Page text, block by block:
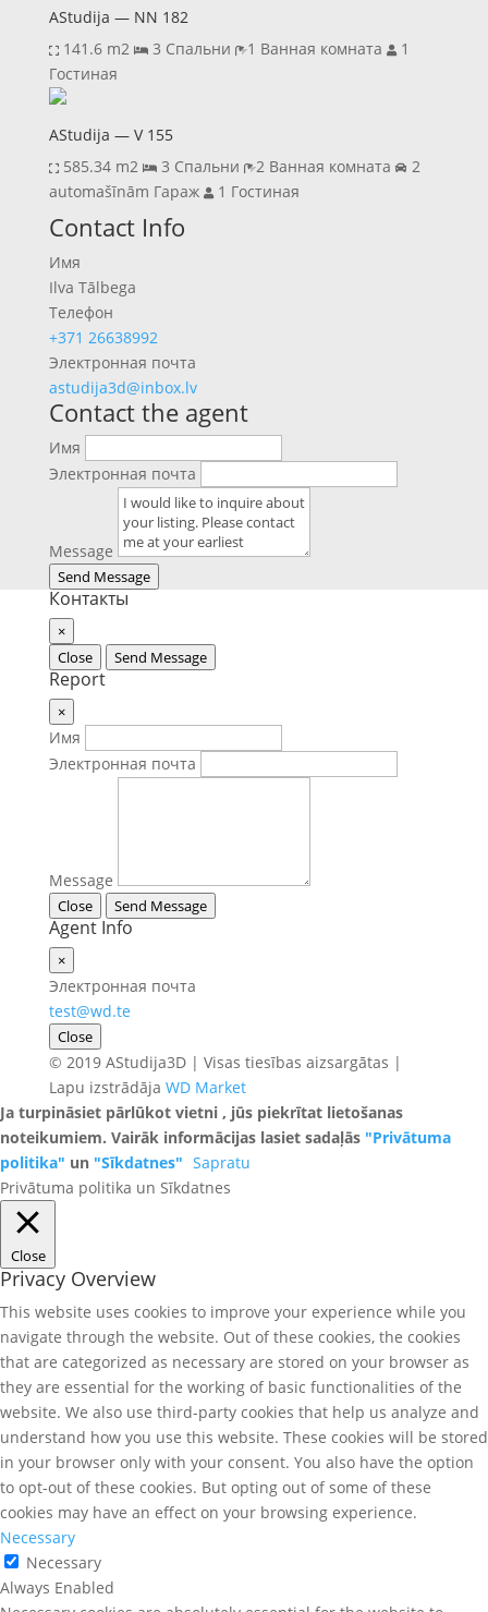
AStudija — NN 182
141.6 m2
3 Спальни 1 Ванная комната
1
Гостиная
AStudija — V 155
585.34 m2
3 Спальни 2 Ванная комната 2
automašīnām Гараж
1 Гостиная
Previous
Next
Contact Info
Имя
Ilva Tālbega
Телефон
+371 26638992
Электронная почта
astudija3d@inbox.lv
Contact the agent
Имя
Электронная почта
Message
Send Message
Контакты
×
Close
Send Message
Report
×
Имя
Электронная почта
Message
Close Send Message
Agent Info
×
Электронная почта
test@wd.te
Close
© 2019 AStudija3D | Visas tiesības aizsargātas |
Lapu izstrādāja WD Market
Ja turpināsiet pārlūkot vietni , jūs piekrītat lietošanas
noteikumiem. Vairāk informācijas lasiet sadaļās "Privātuma
politika" un "Sīkdatnes" Sapratu
Privātuma politika un Sīkdatnes
Close
Privacy Overview
This website uses cookies to improve your experience while you
navigate through the website. Out of these cookies, the cookies
that are categorized as necessary are stored on your browser as
they are essential for the working of basic functionalities of the
website. We also use third-party cookies that help us analyze and
understand how you use this website. These cookies will be stored
in your browser only with your consent. You also have the option
to opt-out of these cookies. But opting out of some of these
cookies may have an effect on your browsing experience.
Necessary
Necessary
Always Enabled